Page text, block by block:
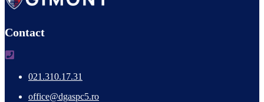
Contact
021.310.17.31
office@dgaspc5.ro